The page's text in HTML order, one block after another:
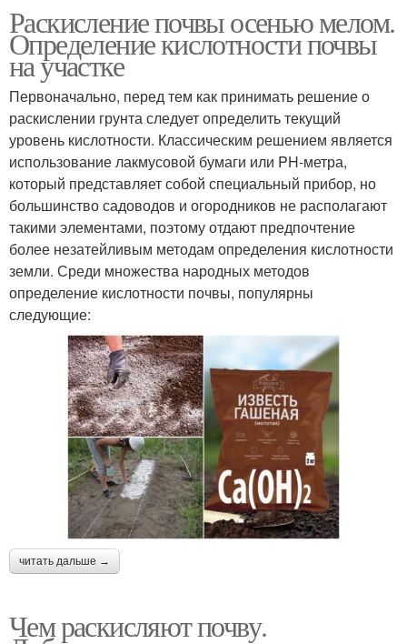
Раскисление почвы осенью мелом.
Определение кислотности почвы
на участке
Первоначально, перед тем как принимать решение о
раскислении грунта следует определить текущий
уровень кислотности. Классическим решением является
использование лакмусовой бумаги или PH-метра,
который представляет собой специальный прибор, но
большинство садоводов и огородников не располагают
такими элементами, поэтому отдают предпочтение
более незатейливым методам определения кислотности
земли. Среди множества народных методов
определение кислотности почвы, популярны
следующие:
читать дальше →
Чем раскисляют почву.